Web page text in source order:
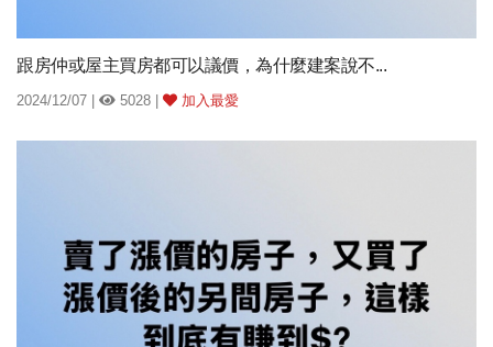
跟房仲或屋主買房都可以議價，為什麼建案說不...
2024/12/07 | 5028 | 加入最愛